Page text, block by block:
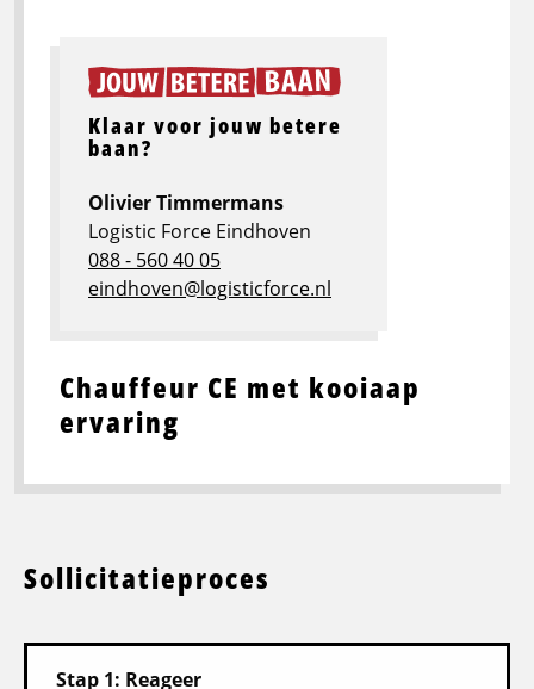
Chauffeur CE met kooiaap
ervaring
Klaar voor jouw betere
baan?
Olivier Timmermans
Logistic Force Eindhoven
088 - 560 40 05
eindhoven@logisticforce.nl
Sollicitatieproces